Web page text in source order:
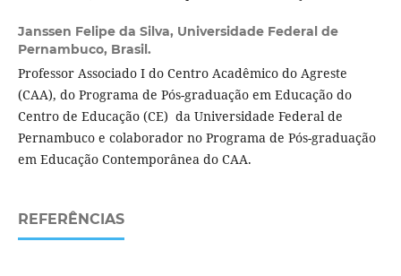
Janssen Felipe da Silva, Universidade Federal de
Pernambuco, Brasil.
Professor Associado I do Centro Acadêmico do Agreste
(CAA), do Programa de Pós-graduação em Educação do
Centro de Educação (CE) da Universidade Federal de
Pernambuco e colaborador no Programa de Pós-graduação
em Educação Contemporânea do CAA.
REFERÊNCIAS